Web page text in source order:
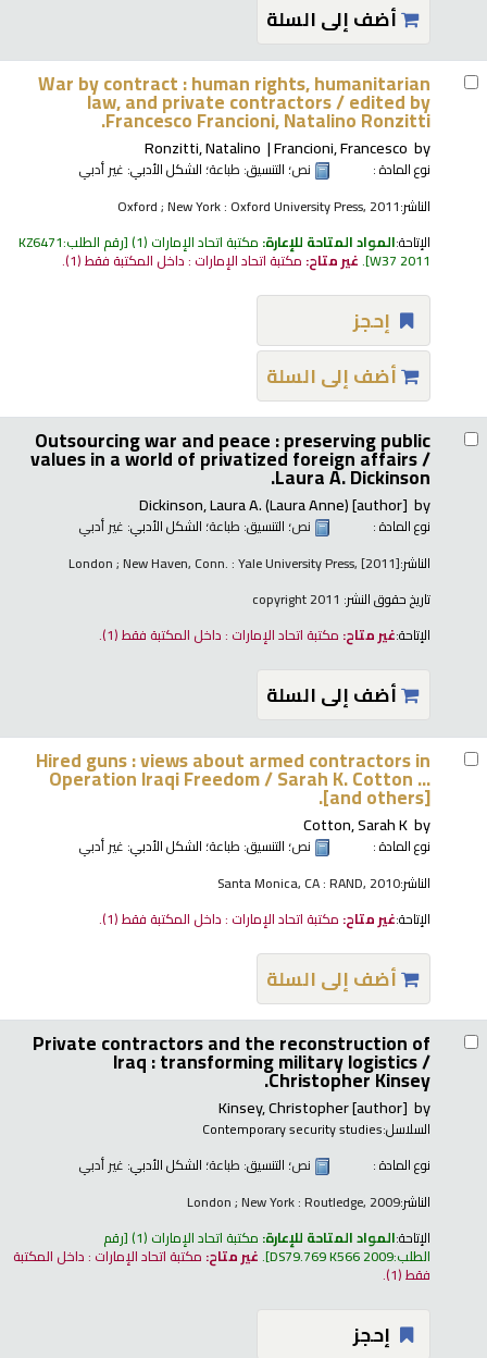
أضف إلى السلة
War by contract : human rights, humanitarian
law, and private contractors /edited by
Francesco Francioni, Natalino Ronzitti.
by
Francioni, Francesco
Ronzitti, Natalino
نوع المادة : نص؛ التنسيق: طباعة؛ الشكل الأدبي: غير أدبي
الناشر:Oxford ; New York : Oxford University Press, 2011
الإتاحة:المواد المتاحة للإعارة: مكتبة اتحاد الإمارات (1) رقم الطلب:KZ6471
W37 2011
.غير متاح: مكتبة اتحاد الإمارات : داخل المكتبة فقط(1).
إحجز
أضف إلى السلة
Outsourcing war and peace : preserving public
values in a world of privatized foreign affairs /
Laura A. Dickinson.
by
Dickinson, Laura A. (Laura Anne)[author]
نوع المادة : نص؛ التنسيق: طباعة؛ الشكل الأدبي: غير أدبي
الناشر:London ; New Haven, Conn. : Yale University Press, [2011]
تاريخ حقوق النشر:
الإتاحة:غير متاح: مكتبة اتحاد الإمارات : داخل المكتبة فقط(1).
أضف إلى السلة
Hired guns : views about armed contractors in
Operation Iraqi Freedom /Sarah K. Cotton ...
[and others].
by
Cotton, Sarah K
نوع المادة : نص؛ التنسيق: طباعة؛ الشكل الأدبي: غير أدبي
الناشر:Santa Monica, CA : RAND, 2010
الإتاحة:غير متاح: مكتبة اتحاد الإمارات : داخل المكتبة فقط(1).
أضف إلى السلة
Private contractors and the reconstruction of
Iraq : transforming military logistics /
Christopher Kinsey.
by
Kinsey, Christopher[author]
السلاسل:Contemporary security studies
نوع المادة :
نص؛ التنسيق: طباعة؛ الشكل الأدبي: غير أدبي
الناشر:London ; New York : Routledge, 2009
الإتاحة:المواد المتاحة للإعارة: مكتبة اتحاد الإمارات (1) رقم
الطلب:DS79.769 K566 2009
.غير متاح: مكتبة اتحاد الإمارات : داخل المكتبة
فقط(1).
إحجز